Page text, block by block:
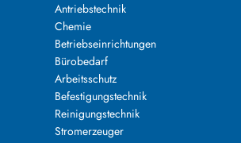
Antriebstechnik
Chemie
Betriebseinrichtungen
Bürobedarf
Arbeitsschutz
Befestigungstechnik
Reinigungstechnik
Stromerzeuger